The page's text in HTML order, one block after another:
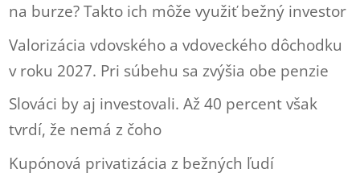
na burze? Takto ich môže využiť bežný investor
Valorizácia vdovského a vdoveckého dôchodku
v roku 2027. Pri súbehu sa zvýšia obe penzie
Slováci by aj investovali. Až 40 percent však
tvrdí, že nemá z čoho
Kupónová privatizácia z bežných ľudí